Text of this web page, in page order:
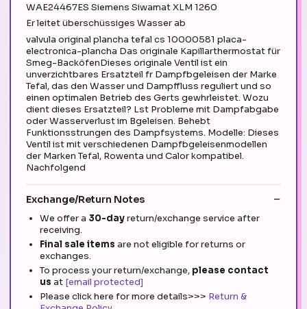
WAE24467ES Siemens Siwamat XLM 1260
Er leitet überschüssiges Wasser ab
valvula original plancha tefal cs 10000581 placa-
electronica-plancha Das originale Kapillarthermostat für
Smeg-BacköfenDieses originale Ventil ist ein
unverzichtbares Ersatzteil fr Dampfbgeleisen der Marke
Tefal, das den Wasser und Dampffluss reguliert und so
einen optimalen Betrieb des Gerts gewhrleistet. Wozu
dient dieses Ersatzteil? Lst Probleme mit Dampfabgabe
oder Wasserverlust im Bgeleisen. Behebt
Funktionsstrungen des Dampfsystems. Modelle: Dieses
Ventil ist mit verschiedenen Dampfbgeleisenmodellen
der Marken Tefal, Rowenta und Calor kompatibel.
Nachfolgend
Exchange/Return Notes
We offer a 30-dayreturn/exchange service after
receiving.
Final sale items are not eligible for returns or
exchanges.
To process your return/exchange, please contact
us at [email protected]
Please click here for more details>>> Return &